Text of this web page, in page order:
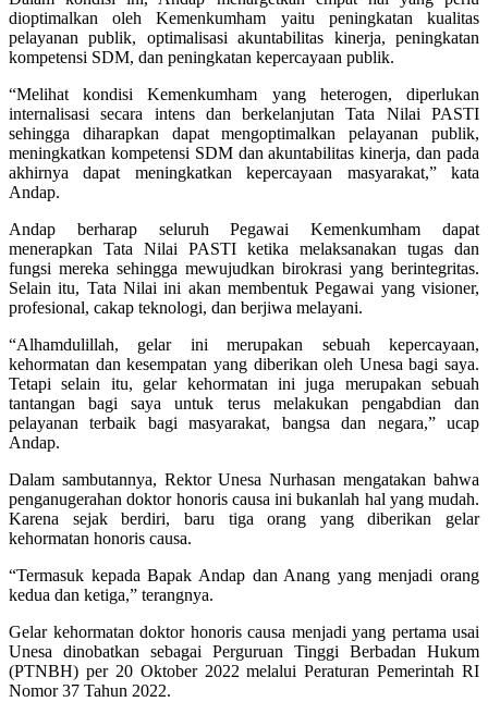
dioptimalkan oleh Kemenkumham yaitu peningkatan kualitas
pelayanan publik, optimalisasi akuntabilitas kinerja, peningkatan
kompetensi SDM, dan peningkatan kepercayaan publik.
“Melihat kondisi Kemenkumham yang heterogen, diperlukan
internalisasi secara intens dan berkelanjutan Tata Nilai PASTI
sehingga diharapkan dapat mengoptimalkan pelayanan publik,
meningkatkan kompetensi SDM dan akuntabilitas kinerja, dan pada
akhirnya dapat meningkatkan kepercayaan masyarakat,” kata
Andap.
Andap berharap seluruh Pegawai Kemenkumham dapat
menerapkan Tata Nilai PASTI ketika melaksanakan tugas dan
fungsi mereka sehingga mewujudkan birokrasi yang berintegritas.
Selain itu, Tata Nilai ini akan membentuk Pegawai yang visioner,
profesional, cakap teknologi, dan berjiwa melayani.
“Alhamdulillah, gelar ini merupakan sebuah kepercayaan,
kehormatan dan kesempatan yang diberikan oleh Unesa bagi saya.
Tetapi selain itu, gelar kehormatan ini juga merupakan sebuah
tantangan bagi saya untuk terus melakukan pengabdian dan
pelayanan terbaik bagi masyarakat, bangsa dan negara,” ucap
Andap.
Dalam sambutannya, Rektor Unesa Nurhasan mengatakan bahwa
penganugerahan doktor honoris causa ini bukanlah hal yang mudah.
Karena sejak berdiri, baru tiga orang yang diberikan gelar
kehormatan honoris causa.
“Termasuk kepada Bapak Andap dan Anang yang menjadi orang
kedua dan ketiga,” terangnya.
Gelar kehormatan doktor honoris causa menjadi yang pertama usai
Unesa dinobatkan sebagai Perguruan Tinggi Berbadan Hukum
(PTNBH) per 20 Oktober 2022 melalui Peraturan Pemerintah RI
Nomor 37 Tahun 2022.